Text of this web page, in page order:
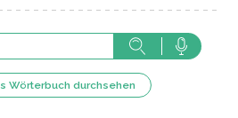
Wörterbuch durchsehen